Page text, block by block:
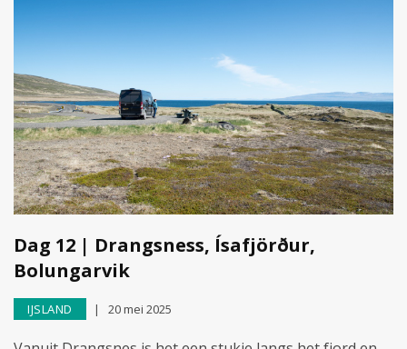
Dag 12 | Drangsness, Ísafjörður,
Bolungarvik
IJSLAND 20 mei 2025